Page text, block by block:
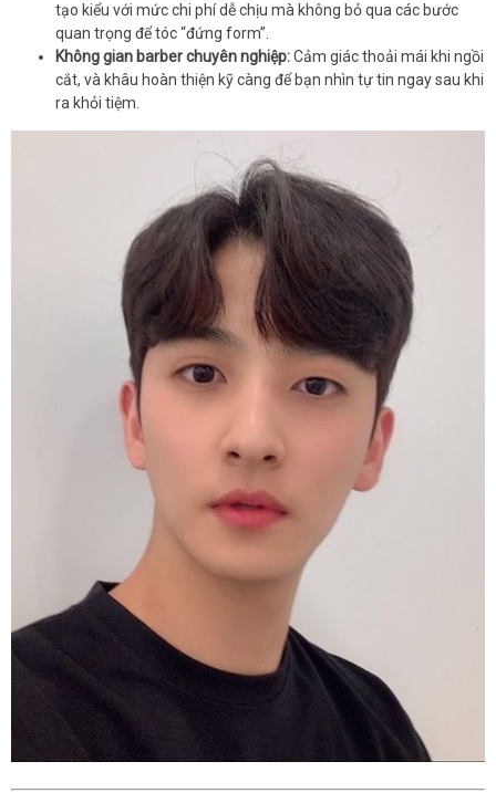
tạo kiểu với mức chi phí dễ chịu mà không bỏ qua các bước
quan trọng để tóc “đứng form”.
Không gian barber chuyên nghiệp:Cảm giác thoải mái khi ngồi
cắt, và khâu hoàn thiện kỹ càng để bạn nhìn tự tin ngay sau khi
ra khỏi tiệm.